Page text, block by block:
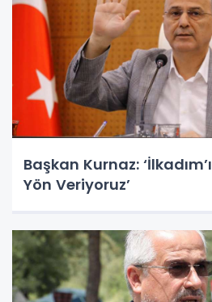
Başkan Kurnaz:
Yön Veriyoruz’